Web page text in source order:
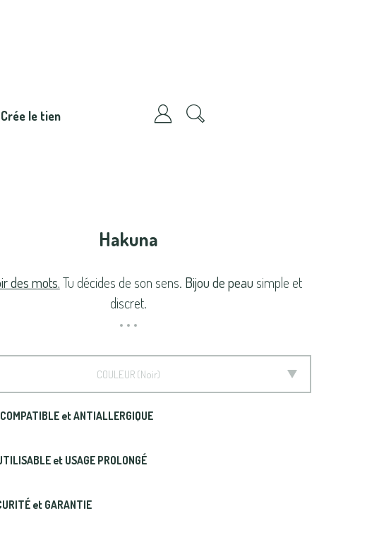
Crée le tien
Hakuna
des mots. Tu décides de son sens. Bijou de peau simple et
discret.
COULEUR Noir
et ANTIALLERGIQUE
et USAGE PROLONGÉ
et GARANTIE